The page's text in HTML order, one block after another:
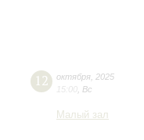
12 октября 2025
15:00 Вс
Малый зал